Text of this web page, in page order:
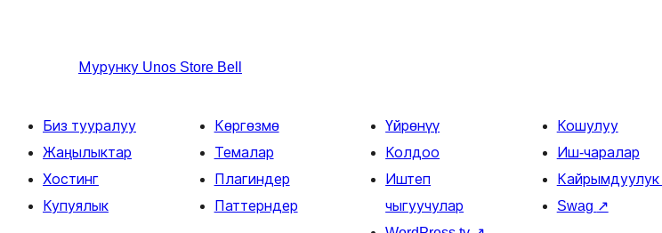
Мурунку Unos Store Bell
Биз тууралуу
Жаңылыктар
Хостинг
Купуялык
Көргөзмө
Темалар
Плагиндер
Паттерндер
Үйрөнүү
Колдоо
Иштеп
чыгуучулар
Кошулуу
Иш-чаралар
Кайрымдуулук
Swag ↗